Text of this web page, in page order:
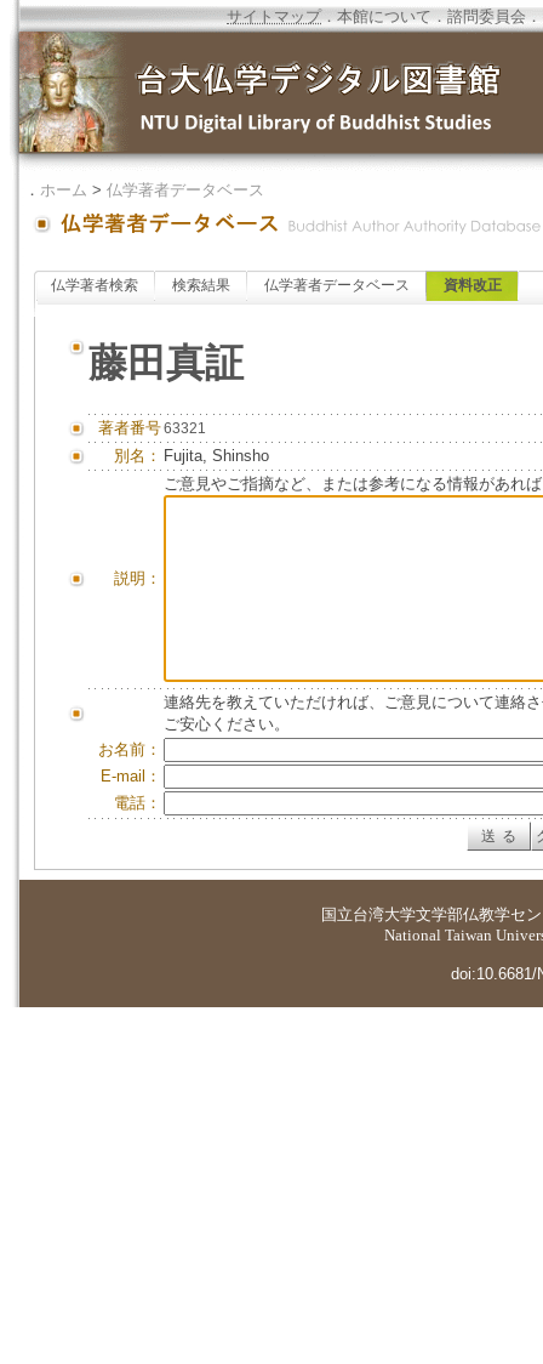
サイトマップ．本館について ．諮問委員会 ．
． ホーム > 仏学著者データベース
仏学著者検索 検索結果 仏学著者データベース 資料改正
藤田真証
著者番号63321
別名： Fujita, Shinsho
説明：
ご意見やご指摘など、または参考になる情報があれ
連絡先を教えていただければ、ご意見について連絡
ご安心ください。
お名前：
E-mail：
電話：
国立台湾大学文学部仏教学セ
National Taiwan
doi:10.6681/